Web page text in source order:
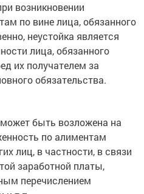
по вине лица, обязанного
неустойка является
лица, обязанного
их получателем за
обязательства.
по алиментам
лиц, в частности, в связи
заработной платы,
перечислением
и т.п.